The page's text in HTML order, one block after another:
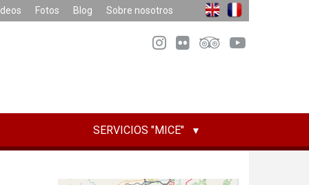
Fotos Blog Sobre nosotros
SERVICIOS "MICE"